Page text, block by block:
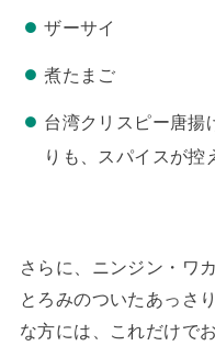
ザーサイ
煮たまご
台湾クリスピー唐揚
りも、スパイスが控
さらに、ニンジン・ワ
とろみのついたあっさ
な方には、これだけで